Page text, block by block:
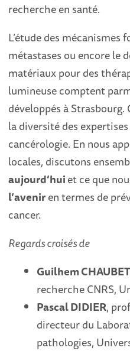
recherche en santé.
L’étude des mécanismes
métastases ou encore le
matériaux pour des
lumineuse comptent
développés à
la diversité des
cancérologie. En nous
locales, discutons
aujourd’huiet ce que
l’aveniren termes de
cancer.
Regards croisés de
Guilhem CHAUBET
recherche CNRS,
Pascal DIDIER,
directeur du
pathologies,